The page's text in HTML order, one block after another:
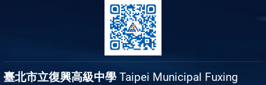
臺北市立復興高級中學 Taipei Municipal Fuxing